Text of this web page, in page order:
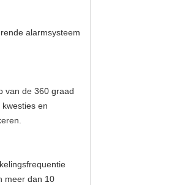
alarmsysteem
van de 360 graad
en
meer dan 10